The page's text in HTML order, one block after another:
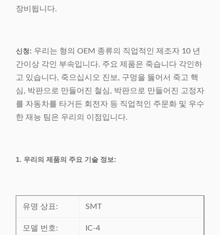
장비됩니다.
신청: 우리는 형의 OEM 종류의 직업적인 제조자 10 년
간이상 각인 부속입니다. 주요 제품은 죽습니다 각인하
고 있습니다, 죽으십시오 진보, 구멍을 뚫어서 죽고 핵
심, 박판으로 만들어진 철심, 박판으로 만들어진 고정자
를 자동차를 타거든 회전자 등 직업적인 주문화 및 우수
한 재능 팀은 우리의 이점입니다.
1. 우리의 제품의 주요 기술 정보:
유명 상표: SMT
모델 번호: IC-4